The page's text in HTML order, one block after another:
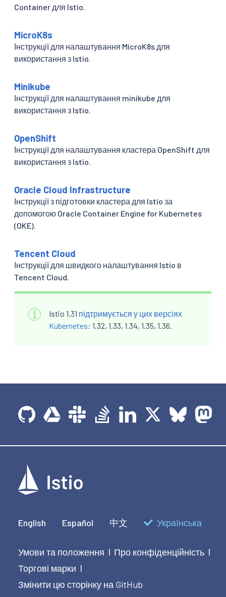
Container для Istio.
MicroK8s
Інструкції для налаштування MicroK8s для
використання з Istio.
Minikube
Інструкції для налаштування minikube для
використання з Istio.
OpenShift
Інструкції для налаштування кластера OpenShift для
використання з Istio.
Oracle Cloud Infrastructure
Інструкції з підготовки кластера для Istio за
допомогою Oracle Container Engine for Kubernetes
(OKE).
Tencent Cloud
Інструкції для швидкого налаштування Istio в
Tencent Cloud.
Istio 1.31 підтримується у цих версіях
Kubernetes: 1.32, 1.33, 1.34, 1.35, 1.36.
English Español 中文 Українська
Умови та положення | Про конфіденційність |
Торгові марки |
Змінити цю сторінку на GitHub